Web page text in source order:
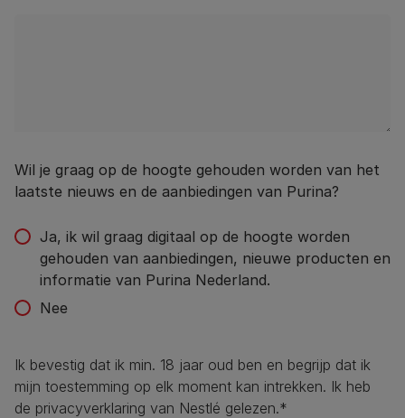
Wil je graag op de hoogte gehouden worden van het
laatste nieuws en de aanbiedingen van Purina?
Ja, ik wil graag digitaal op de hoogte worden
gehouden van aanbiedingen, nieuwe producten en
informatie van Purina Nederland.
Nee
Ik bevestig dat ik min. 18 jaar oud ben en begrijp dat ik
mijn toestemming op elk moment kan intrekken. Ik heb
de privacyverklaring van Nestlé gelezen.*